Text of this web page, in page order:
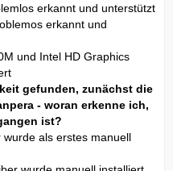
erkannt und unterstützt
erkannt und
und Intel HD Graphics
gefunden, zunächst die
- woran erkenne ich,
ist?
als erstes manuell